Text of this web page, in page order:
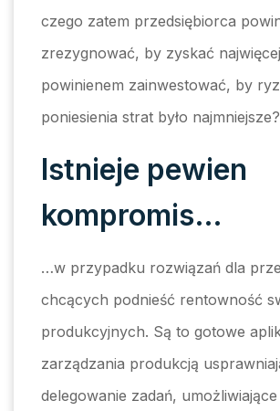
czego zatem przedsiębiorca
zrezygnować, by zyskać
powinienem zainwestować, by
poniesienia strat było najmniejsze?
Istnieje pewien
kompromis…
…w przypadku rozwiązań dla
chcących podnieść rentowność
produkcyjnych. Są to gotowe
zarządzania produkcją
delegowanie zadań,